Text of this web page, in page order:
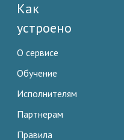
Как
устроено
О сервисе
Обучение
Исполнителям
Партнерам
Правила